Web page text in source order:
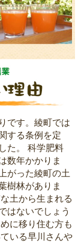
です。綾町では
する条例を定
た。 科学肥料
数年かかりま
がった綾町の土
樹林がありま
土から生まれる
はないでしょう
に移り住む方も
いる早川さんや